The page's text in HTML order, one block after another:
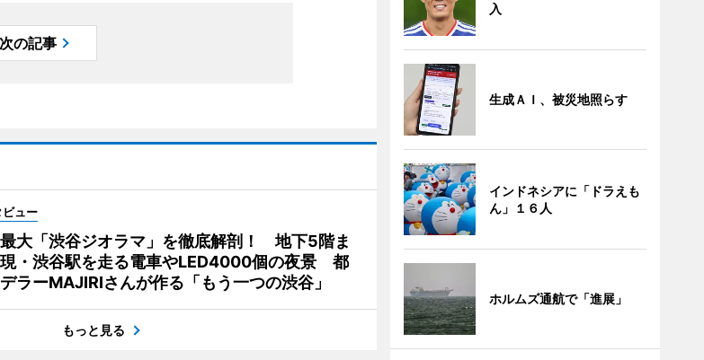
次の記事
ビュー
大「渋谷ジオラマ」を徹底解剖！ 地下5階ま
・渋谷駅を走る電車やLED4000個の夜景 都
ラーMAJIRIさんが作る「もう一つの渋谷」
もっと見る
入
生成ＡＩ、被災地照らす
インドネシアに「ドラえも
ん」１６人
ホルムズ通航で「進展」